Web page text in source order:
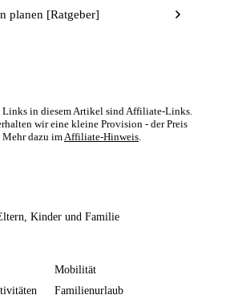
planen [Ratgeber]
in diesem Artikel sind Affiliate-Links.
wir eine kleine Provision - der Preis
dazu im Affiliate-Hinweis
Kinder und Familie
Mobilität
Familienurlaub